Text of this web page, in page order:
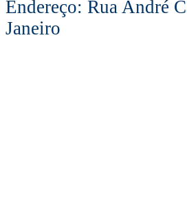
Endereço: Rua André
Janeiro